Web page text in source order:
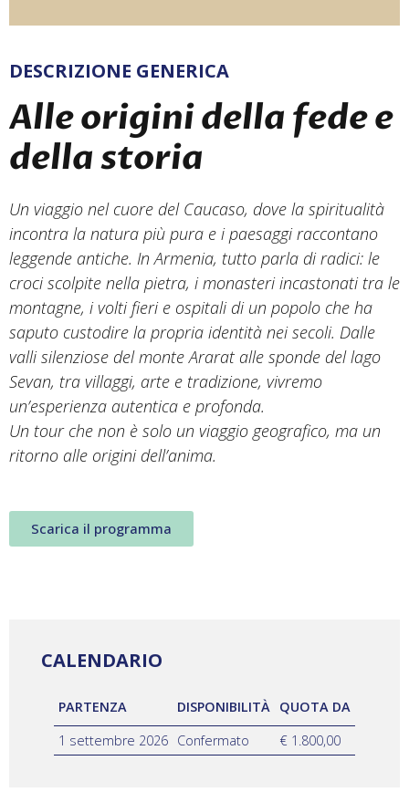
DESCRIZIONE GENERICA
Alle origini della fede e
della storia
Un viaggio nel cuore del Caucaso, dove la spiritualità
incontra la natura più pura e i paesaggi raccontano
leggende antiche. In Armenia, tutto parla di radici: le
croci scolpite nella pietra, i monasteri incastonati tra le
montagne, i volti fieri e ospitali di un popolo che ha
saputo custodire la propria identità nei secoli. Dalle
valli silenziose del monte Ararat alle sponde del lago
Sevan, tra villaggi, arte e tradizione, vivremo
un’esperienza autentica e profonda.
Un tour che non è solo un viaggio geografico, ma un
ritorno alle origini dell’anima.
Scarica il programma
CALENDARIO
PARTENZA DISPONIBILITÀ
QUOTA DA
1 settembre 2026 Confermato € 1.800,00